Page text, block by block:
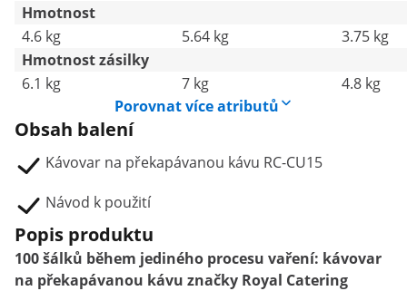
Hmotnost
4.6 kg
5.64 kg
3.75 kg
Hmotnost zásilky
6.1 kg
7 kg
4.8 kg
Porovnat více atributů
Obsah balení
Kávovar na překapávanou kávu RC-CU15
Návod k použití
Popis produktu
100 šálků během jediného procesu vaření: kávovar
na překapávanou kávu značky Royal Catering